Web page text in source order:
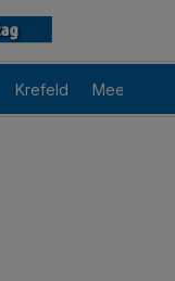
Krefeld Meerbusch